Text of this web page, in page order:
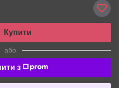
Купити
або
з